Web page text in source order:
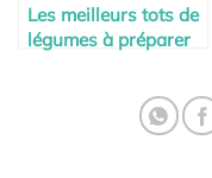
Les meilleurs tots de
légumes à préparer